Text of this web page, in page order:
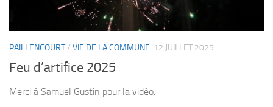
PAILLENCOURT/ VIE DE LA COMMUNE 12 JUILLET 2025
Feu d’artifice 2025
Merci à Samuel Gustin pour la vidéo.